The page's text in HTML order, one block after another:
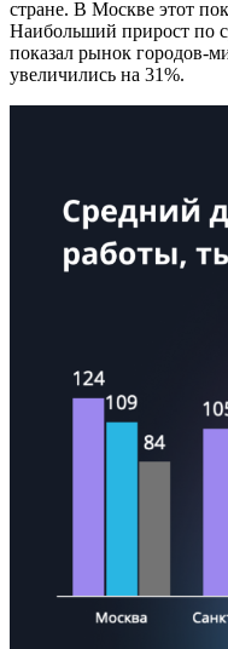
стране. В Москве этот
Наибольший прирост по
показал рынок городов-
увеличились на 31%.